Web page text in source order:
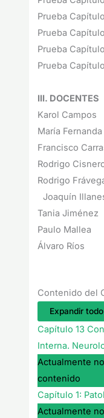
Prueba
Prueba
Prueba
Prueba
III. DOCENTES
Karol Campos
María
Francisco
Rodrigo
Rodrigo
Joaquín
Tania Jiménez
Paulo Mallea
Álvaro Ríos
Contenido del
Expandir todo
Capítulo 13
Interna.
Actualmente
contenido
Capítulo 1:
Actualmente